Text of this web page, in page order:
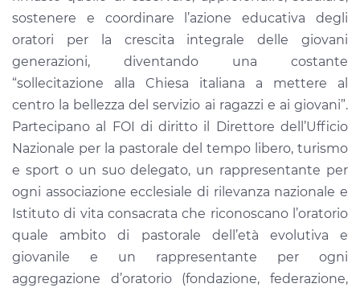
sostenere e coordinare l’azione educativa degli
oratori per la crescita integrale delle giovani
generazioni, diventando una costante
“sollecitazione alla Chiesa italiana a mettere al
centro la bellezza del servizio ai ragazzi e ai giovani”.
Partecipano al FOI di diritto il Direttore dell’Ufficio
Nazionale per la pastorale del tempo libero, turismo
e sport o un suo delegato, un rappresentante per
ogni associazione ecclesiale di rilevanza nazionale e
Istituto di vita consacrata che riconoscano l’oratorio
quale ambito di pastorale dell’età evolutiva e
giovanile e un rappresentante per ogni
aggregazione d’oratorio (fondazione, federazione,